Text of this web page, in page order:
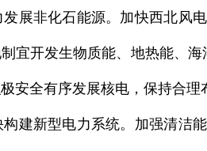
展非化石能源。加快西北风
宜开发生物质能、地热能、
安全有序发展核电，保持合理
建新型电力系统。加强清洁